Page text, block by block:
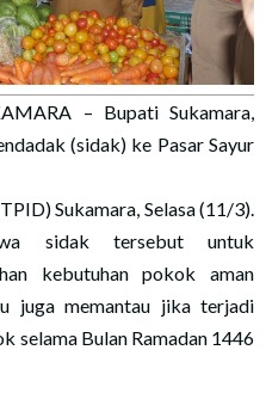
– Bupati Sukamara,
(sidak) ke Pasar Sayur
Sukamara, Selasa (11/3).
sidak tersebut untuk
kebutuhan pokok aman
juga memantau jika terjadi
selama Bulan Ramadan 1446